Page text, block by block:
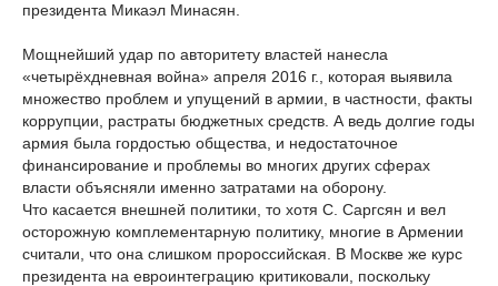
президента Микаэл Минасян.
Мощнейший удар по авторитету властей нанесла
«четырёхдневная война» апреля 2016 г., которая выявила
множество проблем и упущений в армии, в частности, факты
коррупции, растраты бюджетных средств. А ведь долгие годы
армия была гордостью общества, и недостаточное
финансирование и проблемы во многих других сферах
власти объясняли именно затратами на оборону.
Что касается внешней политики, то хотя С. Саргсян и вел
осторожную комплементарную политику, многие в Армении
считали, что она слишком пророссийская. В Москве же курс
президента на евроинтеграцию критиковали, поскольку